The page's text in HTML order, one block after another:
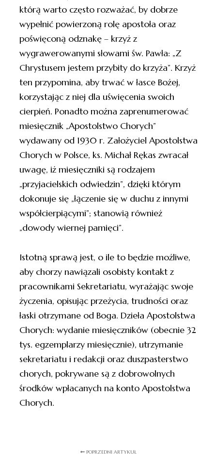
którą warto często rozważać, by dobrze
wypełnić powierzoną rolę apostoła oraz
poświęconą odznakę – krzyż z
wygrawerowanymi słowami św. Pawła: „Z
Chrystusem jestem przybity do krzyża”. Krzyż
ten przypomina, aby trwać w łasce Bożej,
korzystając z niej dla uświęcenia swoich
cierpień. Ponadto można zaprenumerować
miesięcznik „Apostolstwo Chorych”
wydawany od 1930 r. Założyciel Apostolstwa
Chorych w Polsce, ks. Michał Rękas zwracał
uwagę, iż miesięczniki są rodzajem
„przyjacielskich odwiedzin”, dzięki którym
dokonuje się „łączenie się w duchu z innymi
współcierpiącymi”; stanowią również
„dowody wiernej pamięci”.
Istotną sprawą jest, o ile to będzie możliwe,
aby chorzy nawiązali osobisty kontakt z
pracownikami Sekretariatu, wyrażając swoje
życzenia, opisując przeżycia, trudności oraz
łaski otrzymane od Boga. Dzieła Apostolstwa
Chorych: wydanie miesięczników (obecnie 32
tys. egzemplarzy miesięcznie), utrzymanie
sekretariatu i redakcji oraz duszpasterstwo
chorych, pokrywane są z dobrowolnych
środków wpłacanych na konto Apostolstwa
Chorych.
POPRZEDNI ARTYKUŁ